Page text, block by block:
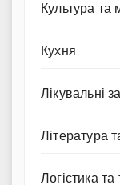
Культура та
Кухня
Лікувальні
Література
Логістика